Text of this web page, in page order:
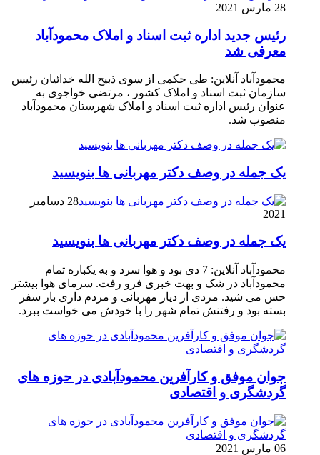
28 مارس 2021
رئیس جدید اداره ثبت اسناد و املاک محمودآباد
معرفی شد
محمودآباد آنلاین: طی حکمی از سوی ذبیح الله خدائیان رئیس
سازمان ثبت اسناد و املاک کشور ، مرتضی خواجوی به
عنوان رئیس اداره ثبت اسناد و املاک شهرستان محمودآباد
منصوب شد.
یک جمله در وصف دکتر مهربانی ها بنویسید
28 دسامبر
2021
یک جمله در وصف دکتر مهربانی ها بنویسید
محمودآباد آنلاین: 7 دی بود و هوا سرد و به یکباره تمام
محمودآباد در شک و بهت خبری فرو رفت. سرمای هوا بیشتر
حس می شید. مردی از دیار مهربانی و مردم داری بار سفر
بسته بود و رفتنش تمام شهر را با خودش می خواست ببرد.
جوان موفق و کارآفرین محمودآبادی در حوزه های
گردشگری و اقتصادی
06 مارس 2021